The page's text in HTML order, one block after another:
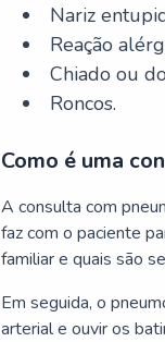
Nariz
Reação
Chiado ou
Roncos.
Como é uma
A consulta com
faz com o paciente
familiar e quais são
Em seguida, o
arterial e ouvir os